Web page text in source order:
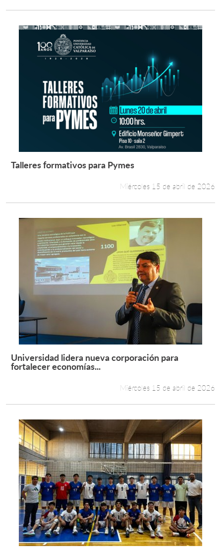
Talleres formativos para Pymes
Miércoles 15 de abril de 2026
Leer más +
Universidad lidera nueva corporación para
fortalecer economías...
Miércoles 15 de abril de 2026